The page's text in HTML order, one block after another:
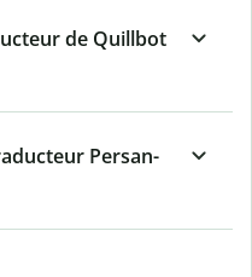
de Quillbot
Persan-